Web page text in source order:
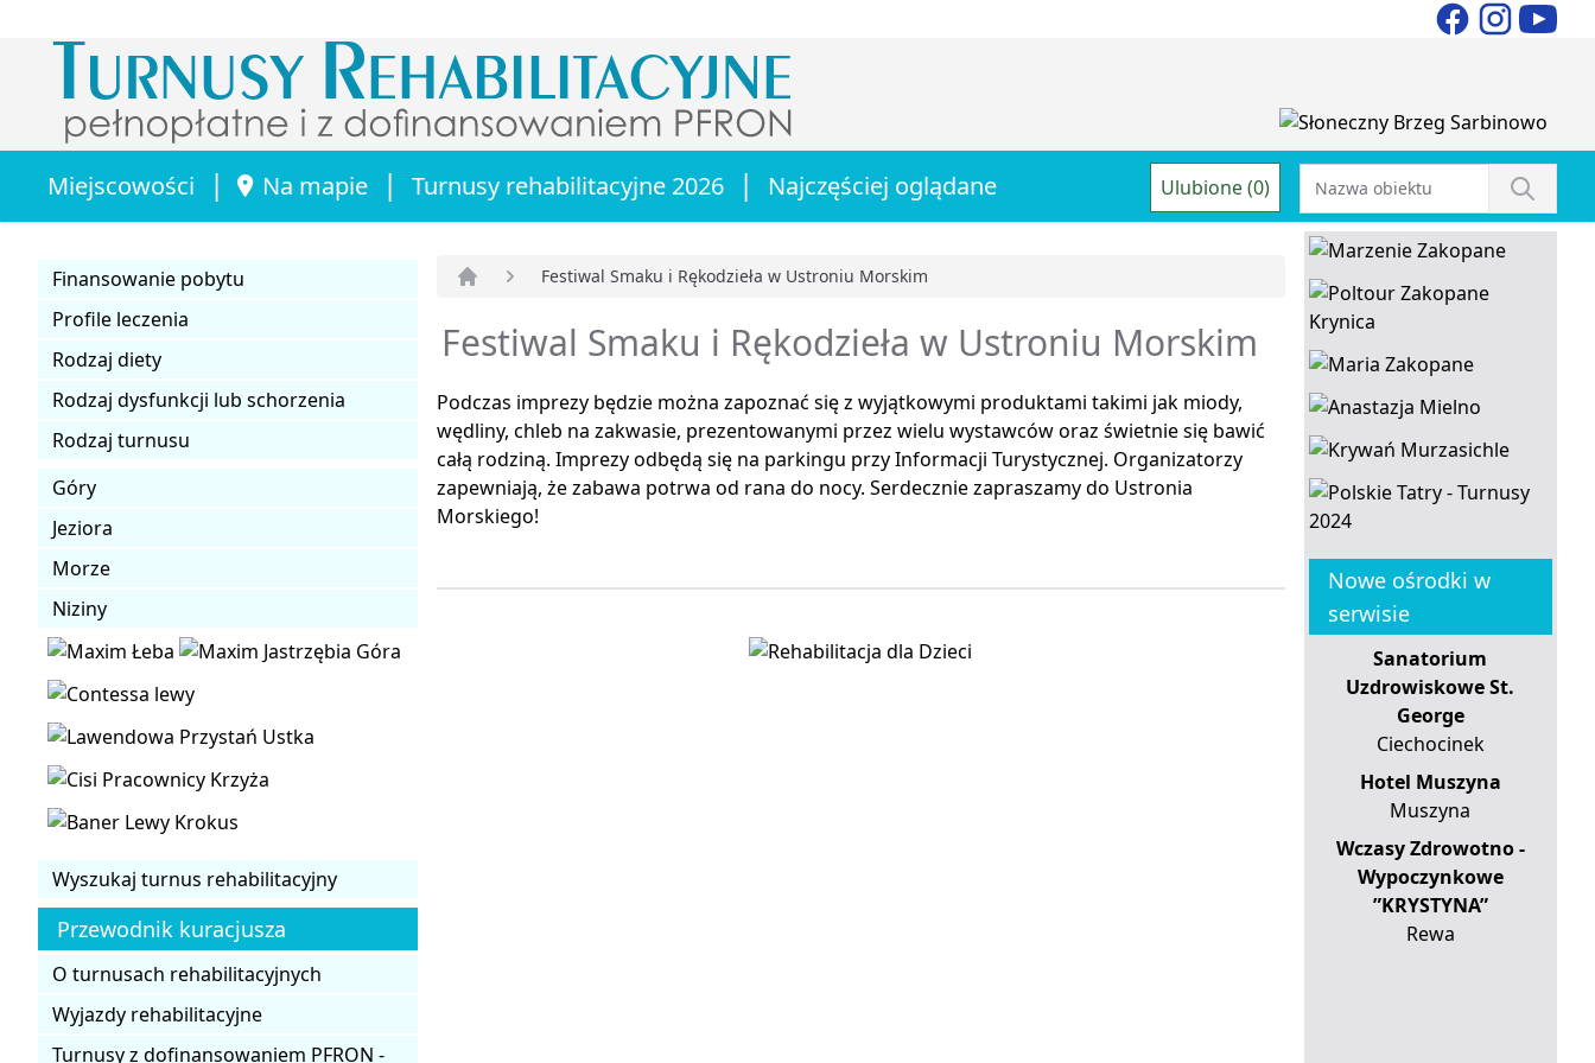
Miejscowości | Na mapie | Turnusy rehabilitacyjne 2026 | Najczęściej oglądane Ulubione (0)
Finansowanie pobytu
Profile leczenia
Rodzaj diety
Rodzaj dysfunkcji lub schorzenia
Rodzaj turnusu
Góry
Jeziora
Morze
Niziny
Wyszukaj turnus rehabilitacyjny
Przewodnik kuracjusza
O turnusach rehabilitacyjnych
Wyjazdy rehabilitacyjne
Turnusy z dofinansowaniem PFRON -
Festiwal Smaku i Rękodzieła w Ustroniu Morskim
Festiwal Smaku i Rękodzieła w Ustroniu Morskim
Podczas imprezy będzie można zapoznać się z wyjątkowymi produktami takimi jak miody,
wędliny, chleb na zakwasie, prezentowanymi przez wielu wystawców oraz świetnie się bawić
całą rodziną. Imprezy odbędą się na parkingu przy Informacji Turystycznej. Organizatorzy
zapewniają, że zabawa potrwa od rana do nocy. Serdecznie zapraszamy do Ustronia
Morskiego!
Nowe ośrodki w
serwisie
Sanatorium
Uzdrowiskowe St.
George
Ciechocinek
Hotel Muszyna
Muszyna
Wczasy Zdrowotno -
Wypoczynkowe
”KRYSTYNA”
Rewa